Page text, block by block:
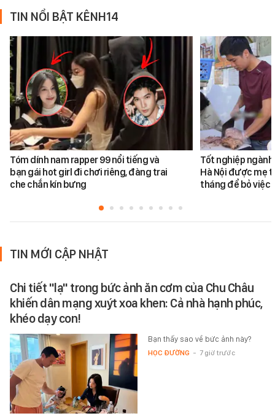
TIN NỔI BẬT KÊNH14
Tóm dính nam rapper 99 nổi tiếng và
bạn gái hot girl đi chơi riêng, đàng trai
che chắn kín bưng
Tốt nghiệp
Hà Nội được mẹ
tháng để bỏ việc
TIN MỚI CẬP NHẬT
Chi tiết "lạ" trong bức ảnh ăn cơm của Chu Châu
khiến dân mạng xuýt xoa khen: Cả nhà hạnh phúc,
khéo dạy con!
Bạn thấy sao về bức ảnh này?
HỌC ĐƯỜNG - 7 giờ trước